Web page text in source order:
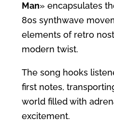
Man» encapsulates
80s synthwave
elements of retro
modern twist.
The song hooks
first notes,
world filled with
excitement.